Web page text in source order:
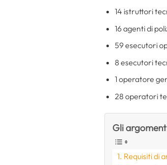
14 istruttori
16 agenti di
59 esecutori
8 esecutori
1 operatore
28 operatori
Gli
Requisiti di